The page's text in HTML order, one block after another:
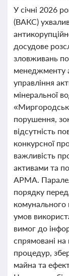
У січні 2026
(ВАКС)
досудове
зловживань
менеджменту
управління
мінеральної
порушення,
відсутність
конкурсної
важливість
активами та
АРМА.
порядку
умов
вимог до
спрямовані
процедур,
майна та